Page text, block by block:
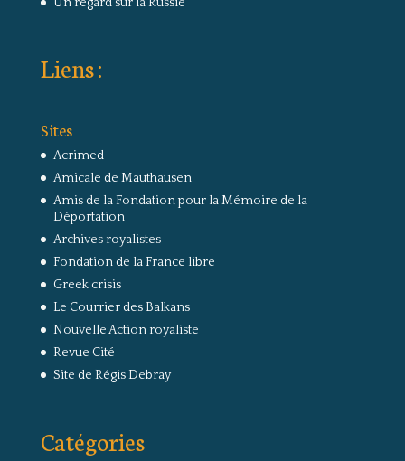
Liens :
Sites
Acrimed
Amicale de Mauthausen
Amis de la Fondation pour la Mémoire de la
Déportation
Archives royalistes
Fondation de la France libre
Greek crisis
Le Courrier des Balkans
Nouvelle Action royaliste
Revue Cité
Site de Régis Debray
Catégories